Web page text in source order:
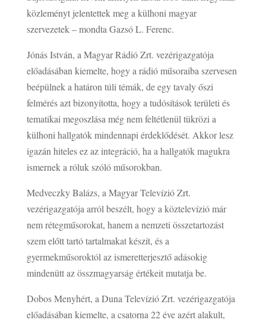
közleményt jelentettek meg a külhoni magyar
szervezetek – mondta Gazsó L. Ferenc.
Jónás István, a Magyar Rádió Zrt. vezérigazgatója
előadásában kiemelte, hogy a rádió műsoraiba szervesen
beépülnek a határon túli témák, de egy tavaly őszi
felmérés azt bizonyította, hogy a tudósítások területi és
tematikai megoszlása még nem feltétlenül tükrözi a
külhoni hallgatók mindennapi érdeklődését. Akkor lesz
igazán hiteles ez az integráció, ha a hallgatók magukra
ismernek a róluk szóló műsorokban.
Medveczky Balázs, a Magyar Televízió Zrt.
vezérigazgatója arról beszélt, hogy a köztelevízió már
nem rétegműsorokat, hanem a nemzeti összetartozást
szem előtt tartó tartalmakat készít, és a
gyermekműsoroktól az ismeretterjesztő adásokig
mindenütt az összmagyarság értékeit mutatja be.
Dobos Menyhért, a Duna Televízió Zrt. vezérigazgatója
előadásában kiemelte, a csatorna 22 éve azért alakult,